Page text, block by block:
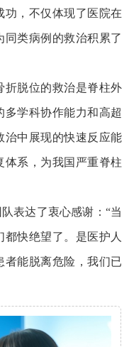
功，不仅体现了医院在
同类病例的救治积累了
脱位的救治是脊柱外
学科协作能力和高超
治中展现的快速反应能
体系，为我国严重脊柱
表达了衷心感谢：“当
快绝望了。是医护人
者能脱离危险，我们已